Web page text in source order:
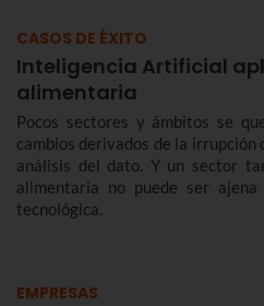
CASOS DE ÉXITO
Inteligencia Artificial
alimentaria
Pocos sectores y ámbitos se
cambios derivados de la irrupción
análisis del dato. Y un sector
alimentaria no puede ser
tecnológica.
EMPRESAS